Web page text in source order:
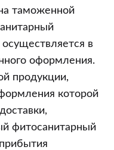
таможенной
осуществляется в
оформления.
продукции,
которой
фитосанитарный